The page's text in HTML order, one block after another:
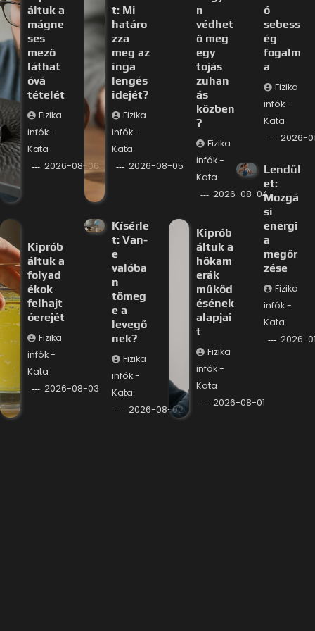
áltuk a
mágne
ses
mező
láthat
óvá
tételét
Fizika
infók -
Kata
2026-08-06
t: Mi
határo
zza
meg az
inga
lengés
idejét?
Fizika
infók -
Kata
2026-08-05
n
védhet
ő meg
egy
tojás
zuhan
ás
közben
?
Fizika
infók -
Kata
2026-08-04
Kiprób
áltuk a
folyad
ékok
felhajt
óerejét
Fizika
infók -
Kata
2026-08-03
Kísérle
t: Van-
e
valóba
n
tömeg
e a
levegő
nek?
Fizika
infók -
Kata
2026-08-02
Kiprób
áltuk a
hőkam
erák
működ
ésének
alapjai
t
Fizika
infók -
Kata
2026-08-01
ó
sebess
ég
fogalm
a
Fizika
infók -
Kata
2026-
Lendül
et:
Mozgá
si
energi
a
megőr
zése
Fizika
infók -
Kata
2026-